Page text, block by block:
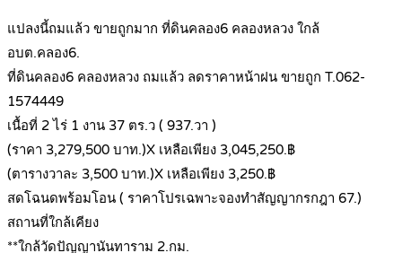
แปลงนี้ถมแล้ว ขายถูกมาก ที่ดินคลอง6 คลองหลวง ใกล้
อบต.คลอง6.
ที่ดินคลอง6 คลองหลวง ถมแล้ว ลดราคาหน้าฝน ขายถูก T.062-
1574449
เนื้อที่ 2 ไร่ 1 งาน 37 ตร.ว ( 937.วา )
(ราคา 3,279,500 บาท.)X เหลือเพียง 3,045,250.฿
(ตารางวาละ 3,500 บาท.)X เหลือเพียง 3,250.฿
สดโฉนดพร้อมโอน ( ราคาโปรเฉพาะจองทำสัญญากรกฎา 67.)
สถานที่ใกล้เคียง
**ใกล้วัดปัญญานันทาราม 2.กม.